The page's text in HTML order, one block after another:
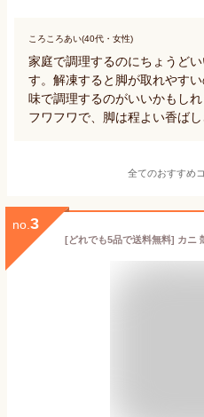
ころころあい(40代・女性)
家庭で調理するのにちょうど
す。解凍すると脚が取れやす
味で調理するのがいいかもし
フワフワで、脚は程よい香ば
全てのおすすめ
no. 3